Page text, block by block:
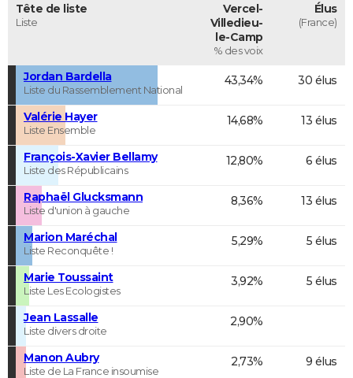
Tête de liste
Liste
Vercel-
Villedieu-
le-Camp
% des voix
Élus
(France)
Jordan Bardella
Liste du Rassemblement National
43,34% 30 élus
Valérie Hayer
Liste Ensemble
14,68% 13 élus
François-Xavier Bellamy
Liste des Républicains
12,80% 6 élus
Raphaël Glucksmann
Liste d'union à gauche
8,36% 13 élus
Marion Maréchal
Liste Reconquête !
5,29% 5 élus
Marie Toussaint
Liste Les Ecologistes
3,92% 5 élus
Jean Lassalle
Liste divers droite
2,90%
Manon Aubry
Liste de La France insoumise
2,73% 9 élus